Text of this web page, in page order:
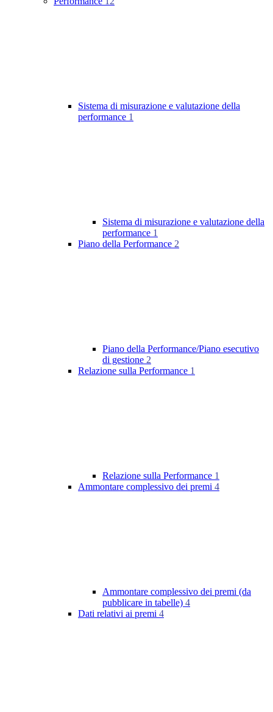
Sistema di misurazione e valutazione della
performance 1
Sistema di misurazione e valutazione della
performance 1
Piano della Performance 2
Piano della Performance/Piano esecutivo
di gestione 2
Relazione sulla Performance 1
Relazione sulla Performance 1
Ammontare complessivo dei premi 4
Ammontare complessivo dei premi (da
pubblicare in tabelle) 4
Dati relativi ai premi 4